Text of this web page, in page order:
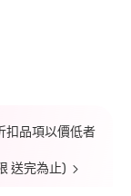
品項以價低者
送完為止)